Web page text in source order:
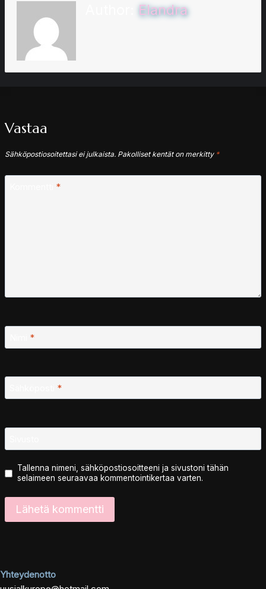
Elandra
Vastaa
Sähköpostiosoitettasi ei julkaista. Pakolliset kentät on merkitty *
*
*
*
Tallenna nimeni, sähköpostiosoitteeni ja sivustoni tähän
selaimeen seuraavaa kommentointikertaa varten.
Yhteydenotto